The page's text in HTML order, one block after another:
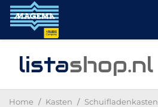
listashop.nl
Home Kasten Schuifladenkasten